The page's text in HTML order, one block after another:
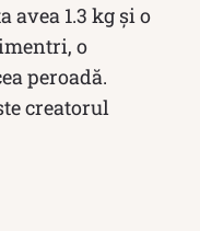
avea 1.3 kg și o
o
peroadă.
creatorul